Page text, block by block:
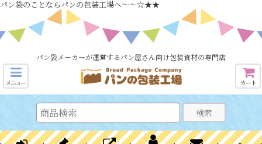
パン袋のことならパンの包装工場へ～～☆★★
パン袋メーカーが運営するパン屋さん向け包装資材の専門店
メニュー カート
検索